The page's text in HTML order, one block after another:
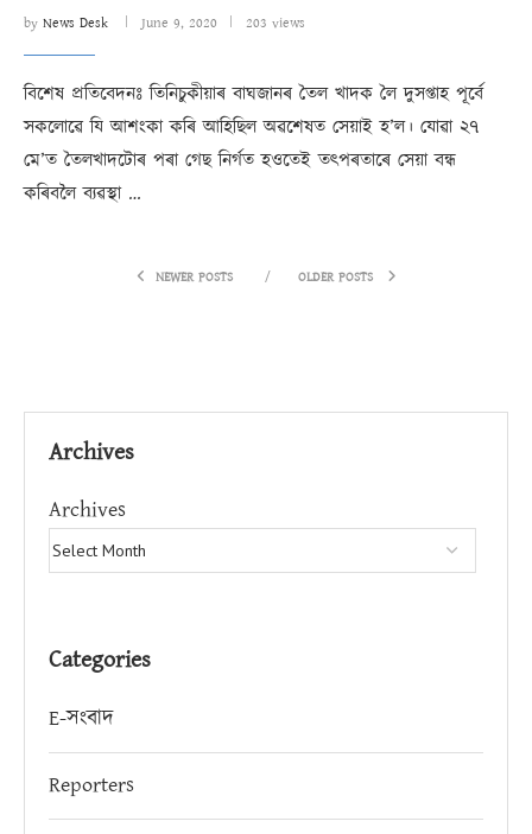
by News Desk June 9, 2020 203 views
বিশেষ প্ৰতিবেদনঃ তিনিচুকীয়াৰ বাঘজানৰ তৈল খাদক লৈ দুসপ্তাহ পূৰ্বে
সকলোৱে যি আশংকা কৰি আহিছিল অৱশেষত সেয়াই হ’ল। যোৱা ২৭
মে’ত তৈলখাদটোৰ পৰা গেছ নিৰ্গত হওতেই তৎপৰতাৰে সেয়া বন্ধ
কৰিবলৈ ব্যৱস্থা …
NEWER POSTS OLDER POSTS
Archives
Archives
Categories
E-সংবাদ
Reporters